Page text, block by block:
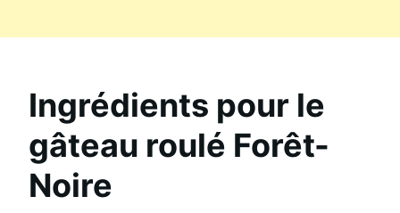
Ingrédients pour le
gâteau roulé Forêt-
Noire